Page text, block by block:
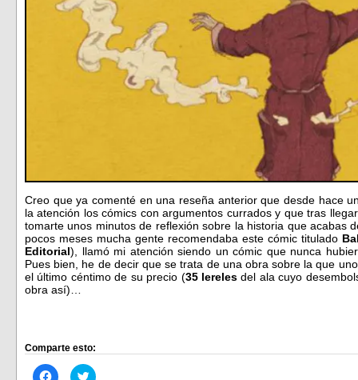
Creo que ya comenté en una reseña anterior que desde hace
la atención los cómics con argumentos currados y que tras
tomarte unos minutos de reflexión sobre la historia que acabas
pocos meses mucha gente recomendaba este cómic titulado
Editorial), llamó mi atención siendo un cómic que nunca
Pues bien, he de decir que se trata de una obra sobre la que
el último céntimo de su precio (35 lerelesdel ala cuyo
obra así)…
Comparte esto:
Haz Haz